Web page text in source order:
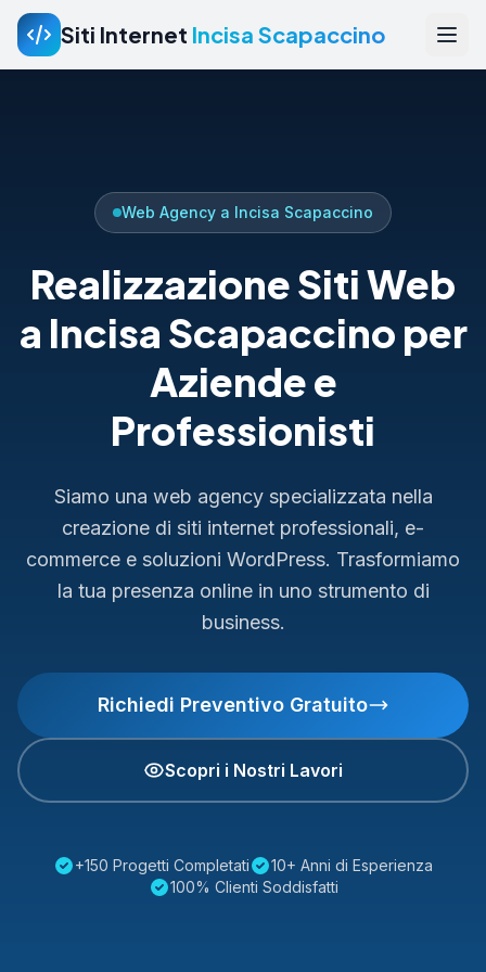
Siti Internet Incisa Scapaccino
Web Agency a Incisa Scapaccino
Realizzazione Siti Web
a Incisa Scapaccino per
Aziende e
Professionisti
Siamo una web agency specializzata nella
creazione di siti internet professionali, e-
commerce e soluzioni WordPress. Trasformiamo
la tua presenza online in uno strumento di
business.
Richiedi Preventivo Gratuito
Scopri i Nostri Lavori
+150 Progetti Completati
10+ Anni di Esperienza
100% Clienti Soddisfatti